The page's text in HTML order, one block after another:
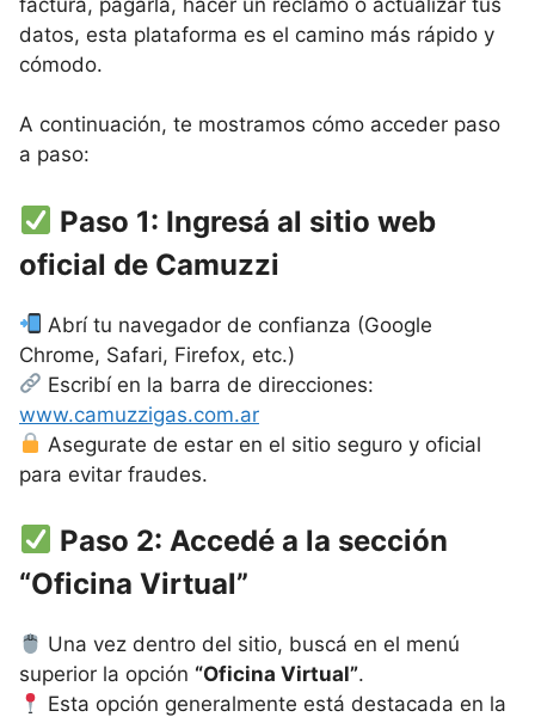
datos, esta plataforma es el camino más rápido y
cómodo.
A continuación, te mostramos cómo acceder paso
a paso:
Paso 1: Ingresá al sitio web
oficial de Camuzzi
Abrí tu navegador de confianza (Google
Chrome, Safari, Firefox, etc.)
Escribí en la barra de direcciones:
www.camuzzigas.com.ar
Asegurate de estar en el sitio seguro y oficial
para evitar fraudes.
Paso 2: Accedé a la sección
“Oficina Virtual”
Una vez dentro del sitio, buscá en el menú
superior la opción “Oficina Virtual”.
Esta opción generalmente está destacada en la